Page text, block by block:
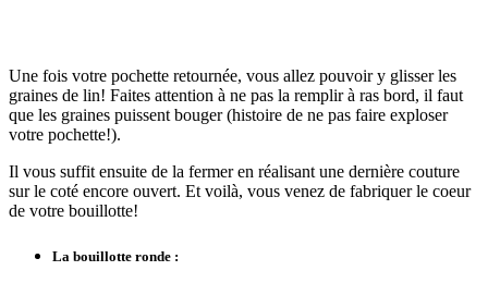
Une fois votre pochette retournée, vous allez pouvoir y glisser les
graines de lin! Faites attention à ne pas la remplir à ras bord, il faut
que les graines puissent bouger (histoire de ne pas faire exploser
votre pochette!).
Il vous suffit ensuite de la fermer en réalisant une dernière couture
sur le coté encore ouvert. Et voilà, vous venez de fabriquer le coeur
de votre bouillotte!
La bouillotte ronde :